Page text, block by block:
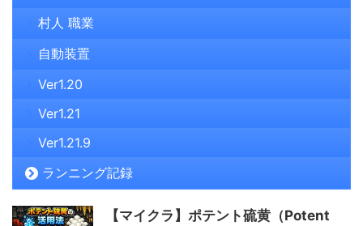
村人 職業
自動装置
Ver1.20
Ver1.21
Ver1.21.9
ランニング記録
【マイクラ】ポテント硫黄（Potent